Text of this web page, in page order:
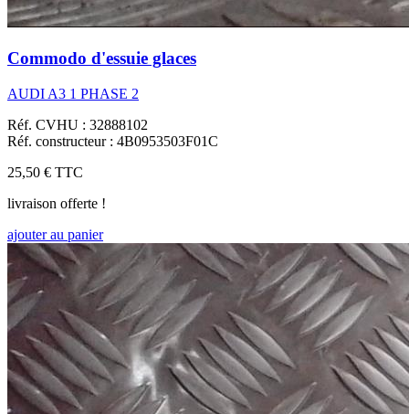
Commodo d'essuie glaces
AUDI A3 1 PHASE 2
Réf. CVHU : 32888102
Réf. constructeur : 4B0953503F01C
25,50 € TTC
livraison offerte !
ajouter au panier